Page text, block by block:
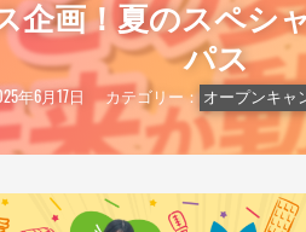
企画！夏のスペシ
パス
年6月17日 カテゴリー： オープンキャ